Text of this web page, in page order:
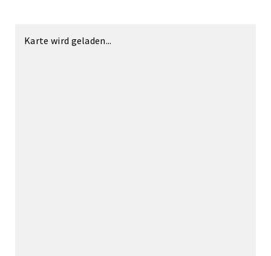
Karte wird geladen...